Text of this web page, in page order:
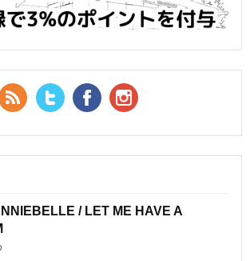
RSS Feed
Twitter Facebook
/ LET ME HAVE A